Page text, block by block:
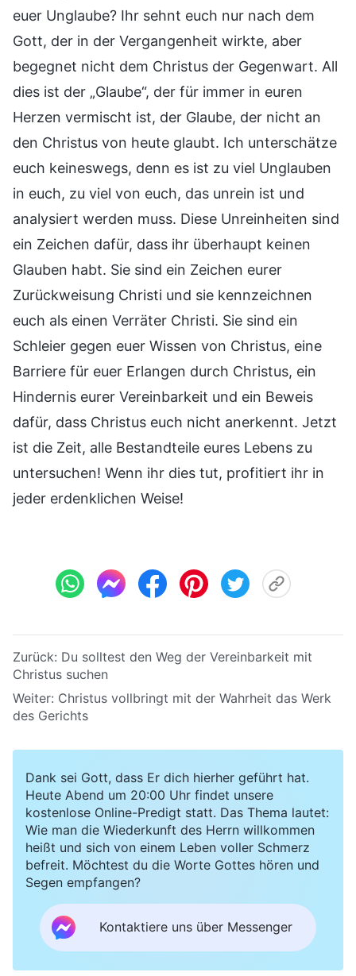
euer Unglaube? Ihr sehnt euch nur nach dem
Gott, der in der Vergangenheit wirkte, aber
begegnet nicht dem Christus der Gegenwart. All
dies ist der „Glaube“, der für immer in euren
Herzen vermischt ist, der Glaube, der nicht an
den Christus von heute glaubt. Ich unterschätze
euch keineswegs, denn es ist zu viel Unglauben
in euch, zu viel von euch, das unrein ist und
analysiert werden muss. Diese Unreinheiten sind
ein Zeichen dafür, dass ihr überhaupt keinen
Glauben habt. Sie sind ein Zeichen eurer
Zurückweisung Christi und sie kennzeichnen
euch als einen Verräter Christi. Sie sind ein
Schleier gegen euer Wissen von Christus, eine
Barriere für euer Erlangen durch Christus, ein
Hindernis eurer Vereinbarkeit und ein Beweis
dafür, dass Christus euch nicht anerkennt. Jetzt
ist die Zeit, alle Bestandteile eures Lebens zu
untersuchen! Wenn ihr dies tut, profitiert ihr in
jeder erdenklichen Weise!
Zurück: Du solltest den Weg der Vereinbarkeit mit
Christus suchen
Weiter: Christus vollbringt mit der Wahrheit das Werk
des Gerichts
Dank sei Gott, dass Er dich hierher geführt hat.
Heute Abend um 20:00 Uhr findet unsere
kostenlose Online-Predigt statt. Das Thema lautet:
Wie man die Wiederkunft des Herrn willkommen
heißt und sich von einem Leben voller Schmerz
befreit. Möchtest du die Worte Gottes hören und
Segen empfangen?
Kontaktiere uns über Messenger